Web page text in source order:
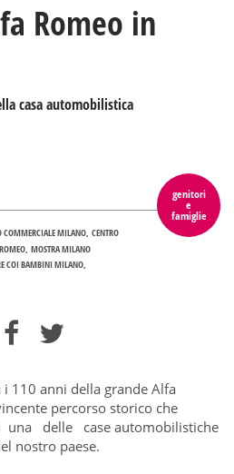
Romeo in
casa automobilistica
genitori
e
famiglie
COMMERCIALE MILANO CENTRO
MOSTRA MILANO
COI BAMBINI MILANO
110 anni della grande Alfa
percorso storico che
una delle case automobilistiche
nostro paese.